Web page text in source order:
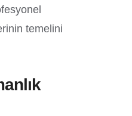
temelini